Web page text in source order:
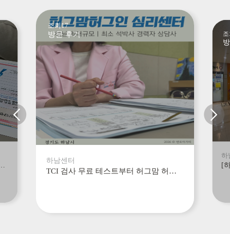
조회17
방문 후기
하남센터
TCI 검사 무료 테스트부터 허그맘 허그인 심리상담 하남센터에서 부부상담까지 후기
하